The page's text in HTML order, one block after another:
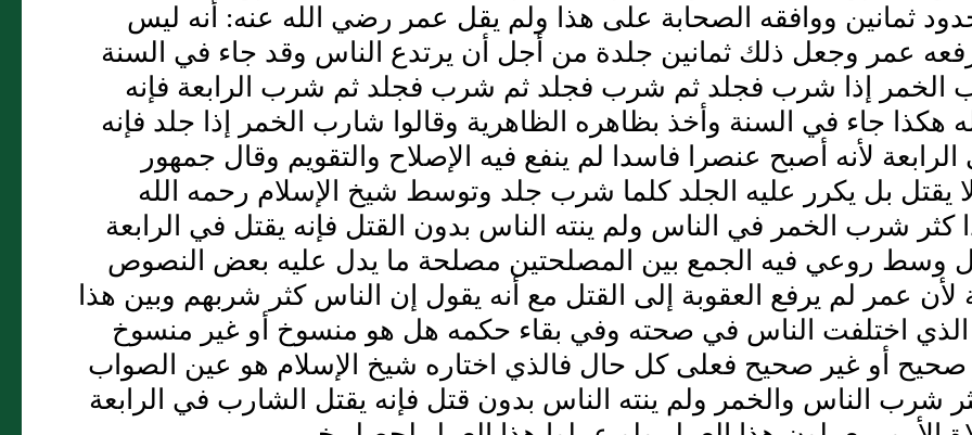
ثمانين ووافقه الصحابة على هذا ولم يقل عمر رضي الله عنه: أنه ليس
عمر وجعل ذلك ثمانين جلدة من أجل أن يرتدع الناس وقد جاء في السنة
الخمر إذا شرب فجلد ثم شرب فجلد ثم شرب فجلد ثم شرب الرابعة فإنه
هكذا جاء في السنة وأخذ بظاهره الظاهرية وقالوا شارب الخمر إذا جلد فإنه
لأنه أصبح عنصرا فاسدا لم ينفع فيه الإصلاح والتقويم وقال جمهور
لا يقتل بل يكرر عليه الجلد كلما شرب جلد وتوسط شيخ الإسلام رحمه الله
كثر شرب الخمر في الناس ولم ينته الناس بدون القتل فإنه يقتل في الرابعة
وسط روعي فيه الجمع بين المصلحتين مصلحة ما يدل عليه بعض النصوص
لأن عمر لم يرفع العقوبة إلى القتل مع أنه يقول إن الناس كثر شربهم وبين هذا
الذي اختلفت الناس في صحته وفي بقاء حكمه هل هو منسوخ أو غير منسوخ
أو غير صحيح فعلى كل حال فالذي اختاره شيخ الإسلام هو عين الصواب
شرب الناس والخمر ولم ينته الناس بدون قتل فإنه يقتل الشارب في الرابعة